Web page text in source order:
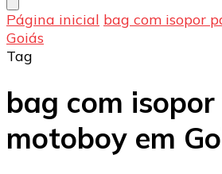
Página inicial bag com isopor
Goiás
Tag
bag com
motoboy em